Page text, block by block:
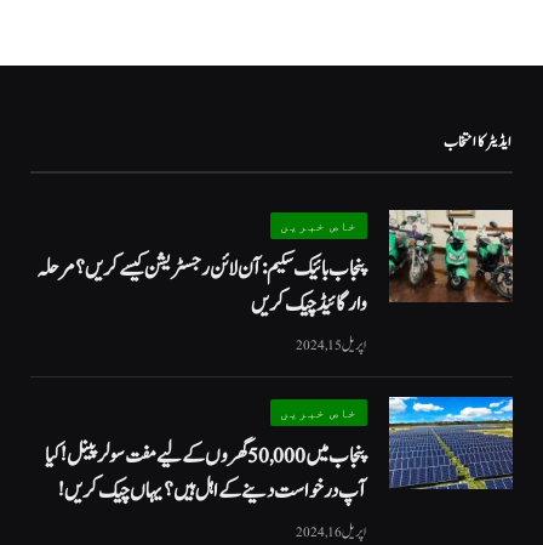
ایڈیٹر کا انتخاب
خاص خبریں
پنجاب بائیک سکیم: آن لائن رجسٹریشن کیسے کریں؟ مرحلہ
وار گائیڈ چیک کریں
اپریل 15, 2024
خاص خبریں
پنجاب میں 50,000 گھروں کے لیے مفت سولر پینل! کیا
آپ درخواست دینے کے اہل ہیں؟ یہاں چیک کریں!
اپریل 16, 2024